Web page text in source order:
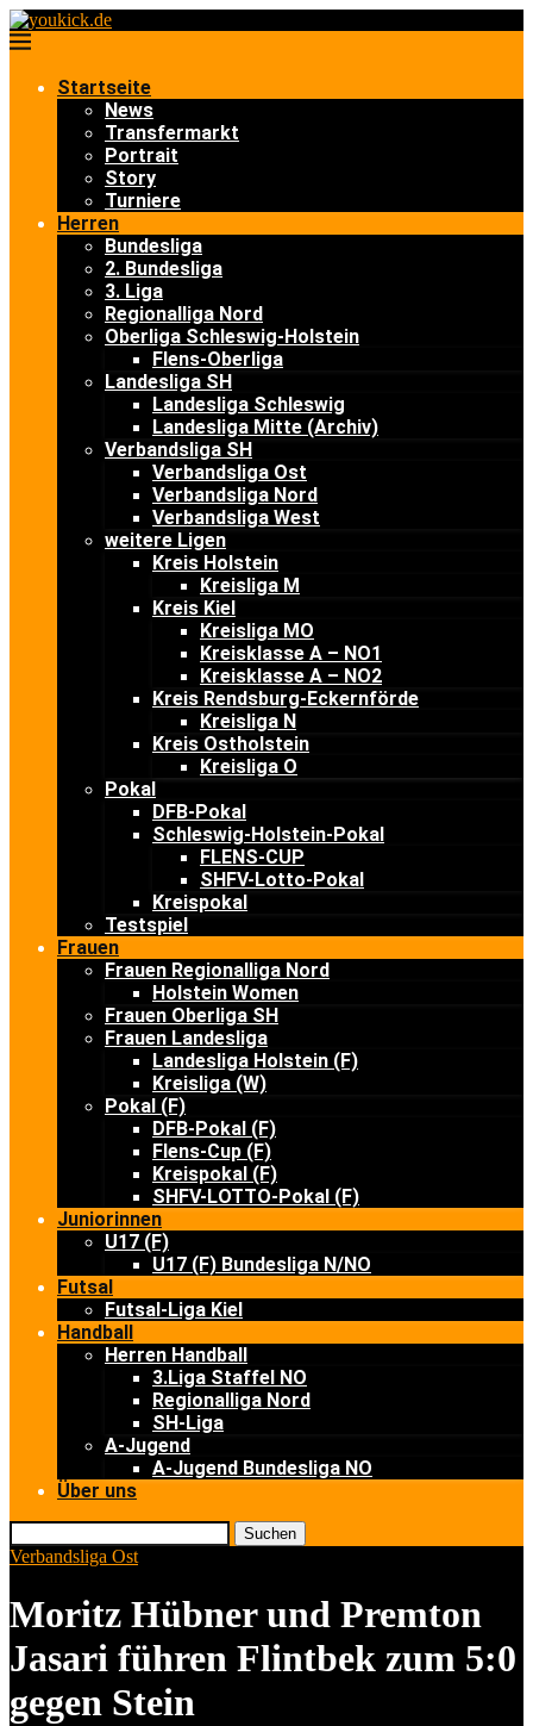
Startseite
News
Transfermarkt
Portrait
Story
Turniere
Herren
Bundesliga
2. Bundesliga
3. Liga
Regionalliga Nord
Oberliga Schleswig-Holstein
Flens-Oberliga
Landesliga SH
Landesliga Schleswig
Landesliga Mitte (Archiv)
Verbandsliga SH
Verbandsliga Ost
Verbandsliga Nord
Verbandsliga West
weitere Ligen
Kreis Holstein
Kreisliga M
Kreis Kiel
Kreisliga MO
Kreisklasse A – NO1
Kreisklasse A – NO2
Kreis Rendsburg-Eckernförde
Kreisliga N
Kreis Ostholstein
Kreisliga O
Pokal
DFB-Pokal
Schleswig-Holstein-Pokal
FLENS-CUP
SHFV-Lotto-Pokal
Kreispokal
Testspiel
Frauen
Frauen Regionalliga Nord
Holstein Women
Frauen Oberliga SH
Frauen Landesliga
Landesliga Holstein (F)
Kreisliga (W)
Pokal (F)
DFB-Pokal (F)
Flens-Cup (F)
Kreispokal (F)
SHFV-LOTTO-Pokal (F)
Juniorinnen
U17 (F)
U17 (F) Bundesliga N/NO
Futsal
Futsal-Liga Kiel
Handball
Herren Handball
3.Liga Staffel NO
Regionalliga Nord
SH-Liga
A-Jugend
A-Jugend Bundesliga NO
Über uns
Suchen
Verbandsliga Ost
Moritz Hübner und Premton
Jasari führen Flintbek zum 5:0
gegen Stein